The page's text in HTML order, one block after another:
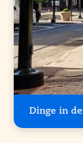
Dinge in